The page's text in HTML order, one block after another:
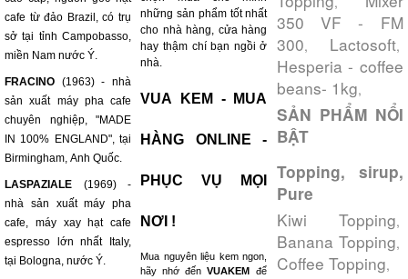
cafe từ đảo Brazil, có trụ
sở tại tỉnh Campobasso,
miền Nam nước Ý.
FRACINO (1963) - nhà
sản xuất máy pha cafe
chuyên nghiệp, "MADE
IN 100% ENGLAND", tại
Birmingham, Anh Quốc.
LASPAZIALE (1969) -
nhà sản xuất máy pha
cafe, máy xay hạt cafe
espresso lớn nhất Italy,
tại Bologna, nước Ý.
những sản phẩm tốt nhất
cho nhà hàng, cửa hàng
hay thậm chí bạn ngồi ở
nhà.
VUA KEM - MUA
HÀNG ONLINE -
PHỤC VỤ MỌI
NƠI !
Mua nguyên liệu kem ngon,
hãy nhớ đếnVUAKEM
để
350 VF - FM
300, Lactosoft,
Hesperia - coffee
beans- 1kg,
SẢN PHẨM NỔI
BẬT
Topping, sirup,
Pure
Kiwi Topping,
Banana Topping,
Coffee Topping,